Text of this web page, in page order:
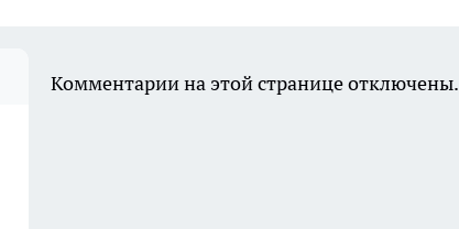
Комментарии на этой странице отключены.